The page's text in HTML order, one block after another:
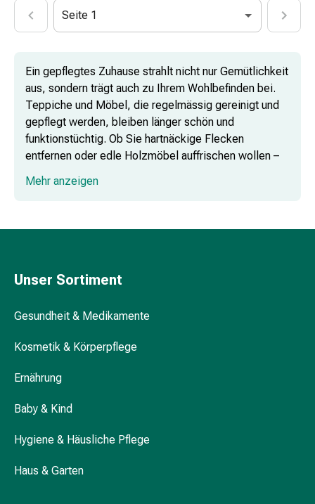
Haar-
Kopfläuse
&
Nissen
Kosmetik
&
Körperpflege
Gesichtskosmetik
Cremes
Gesichtsreinigung
Tools
Zubehör
&
Seite 1
Ein gepflegtes Zuhause strahlt nicht nur Gemütlichkeit
aus, sondern trägt auch zu Ihrem Wohlbefinden bei.
Teppiche und Möbel, die regelmässig gereinigt und
gepflegt werden, bleiben länger schön und
funktionstüchtig. Ob Sie hartnäckige Flecken
entfernen oder edle Holzmöbel auffrischen wollen –
mit den richtigen Pflegeprodukten erzielen Sie immer
ein überzeugendes Ergebnis.
Intensive Pflege: Holzbutter
Sofas und Polstermöbel reinigen
Glanz und Schutz: Möbelpolitur
Mehr anzeigen
Unser Sortiment
Gesundheit & Medikamente
Kosmetik & Körperpflege
Ernährung
Baby & Kind
Hygiene & Häusliche Pflege
Haus & Garten